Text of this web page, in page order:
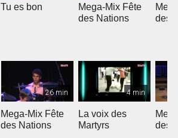
Tu es bon
Mega-Mix Fête
des Nations
des
26 min
Mega-Mix Fête
des Nations
4 min
La voix des
Martyrs
des